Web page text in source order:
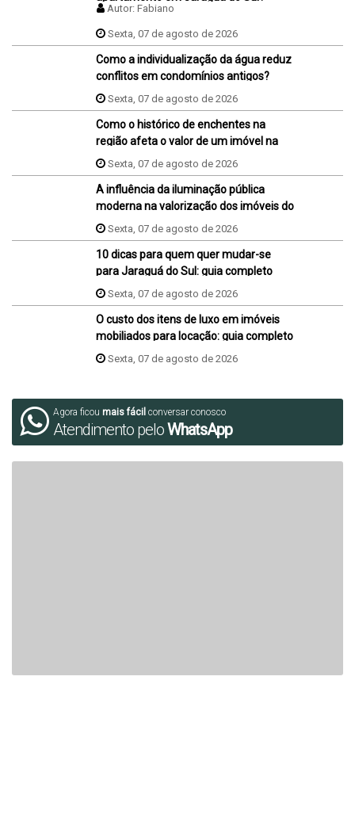
Autor: Fabiano
Sexta, 07 de agosto de 2026
Como a individualização da água reduz
conflitos em condomínios antigos?
Sexta, 07 de agosto de 2026
Como o histórico de enchentes na
região afeta o valor de um imóvel na
hora da venda ou da compra?
Sexta, 07 de agosto de 2026
A influência da iluminação pública
moderna na valorização dos imóveis do
bairroSexta, 07 de agosto de 2026
10 dicas para quem quer mudar-se
para Jaraguá do Sul: guia completo
Sexta, 07 de agosto de 2026
O custo dos itens de luxo em imóveis
mobiliados para locação: guia completo
Sexta, 07 de agosto de 2026
Agora ficou mais fácil conversar conosco
Atendimento peloWhatsApp